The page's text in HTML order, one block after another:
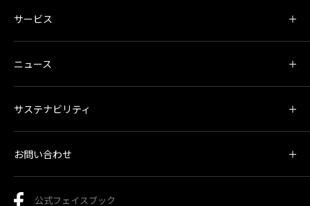
サービス
ニュース
サステナビリティ
お問い合わせ
公式フェイスブック